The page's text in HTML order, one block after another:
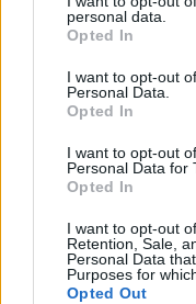
grant or deny consent
use your data for
consent section.
personal data.
Opted In
I want to opt-out
Personal Data.
Opted In
I want to opt-out
Personal Data for
Opted In
I want to opt-out
Retention, Sale,
Personal Data
Purposes for
Opted Out
Újra
Siege
2026 január 7. 22:05